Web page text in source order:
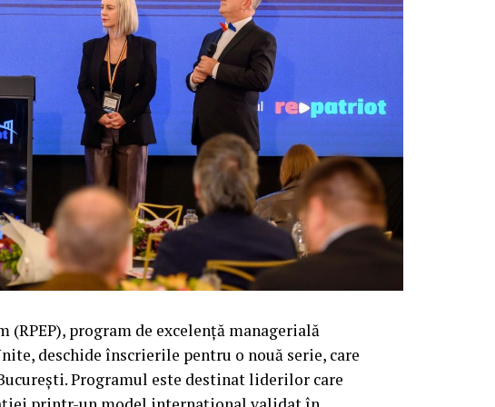
(RPEP), program de excelență managerială
deschide înscrierile pentru o nouă serie, care
Programul este destinat liderilor care